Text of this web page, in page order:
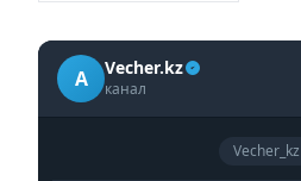
A Vecher.kz
канал
Vecher_kz